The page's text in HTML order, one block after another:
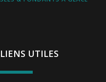
LIENS UTILES